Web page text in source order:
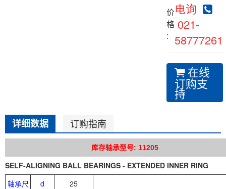
价
格
:
电询
021-
58777261
在线
订购支
持
详细数据 订购指南
库存轴承型号: 11205
SELF-ALIGNING BALL BEARINGS - EXTENDED INNER RING
轴承尺
d
25